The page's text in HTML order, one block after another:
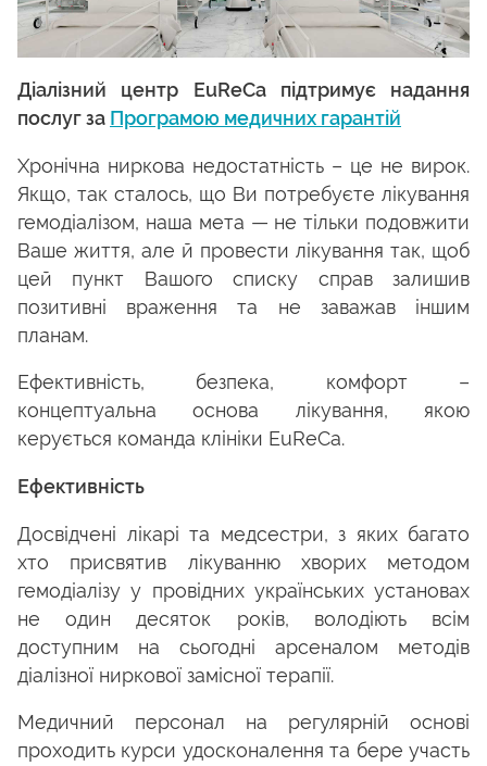
Діалізний центр EuReCa підтримує надання
послуг за Програмою медичних гарантій
Хронічна ниркова недостатність – це не вирок.
Якщо, так сталось, що Ви потребуєте лікування
гемодіалізом, наша мета — не тільки подовжити
Ваше життя, але й провести лікування так, щоб
цей пункт Вашого списку справ залишив
позитивні враження та не заважав іншим
планам.
Ефективність, безпека, комфорт –
концептуальна основа лікування, якою
керується команда клініки EuReCa.
Ефективність
Досвідчені лікарі та медсестри, з яких багато
хто присвятив лікуванню хворих методом
гемодіалізу у провідних українських установах
не один десяток років, володіють всім
доступним на сьогодні арсеналом методів
діалізної ниркової замісної терапії.
Медичний персонал на регулярній основі
проходить курси удосконалення та бере участь